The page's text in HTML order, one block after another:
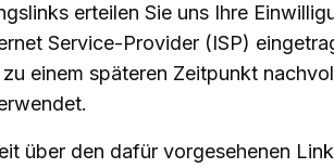
erteilen Sie uns Ihre
Service-Provider (ISP)
einem späteren Zeitpunkt
über den dafür vorgesehenen